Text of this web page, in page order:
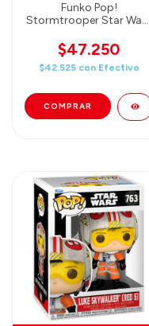
Funko Pop!
Stormtrooper Star Wars
$47.250
$42.525 con Efectivo